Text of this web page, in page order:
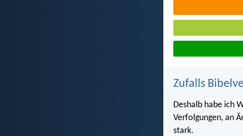
Zufalls
Deshalb habe ich
Verfolgungen, an
stark.